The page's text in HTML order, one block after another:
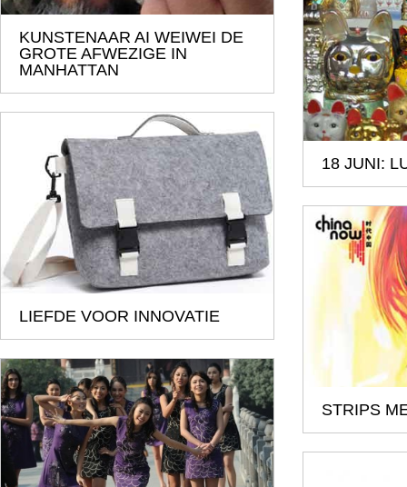
KUNSTENAAR AI WEIWEI DE
GROTE AFWEZIGE IN
MANHATTAN
18 JUNI:
LIEFDE VOOR INNOVATIE
STRIPS